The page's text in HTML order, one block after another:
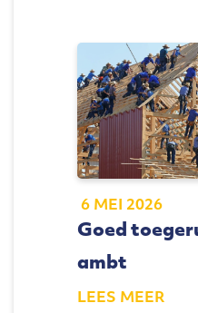
6 MEI 2026
Goed
ambt
LEES MEER